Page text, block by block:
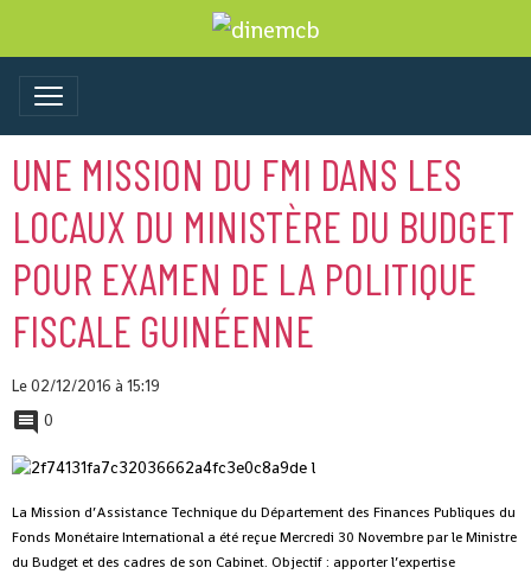
UNE MISSION DU FMI DANS LES
LOCAUX DU MINISTÈRE DU BUDGET
POUR EXAMEN DE LA POLITIQUE
FISCALE GUINÉENNE
Le 02/12/2016 à 15:19
0
La Mission d’Assistance Technique du Département des Finances Publiques du
Fonds Monétaire International a été reçue Mercredi 30 Novembre par le Ministre
du Budget et des cadres de son Cabinet. Objectif : apporter l’expertise